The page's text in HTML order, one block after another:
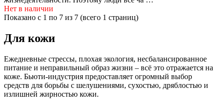
Нет в наличии
Показано с 1 по 7 из 7 (всего 1 страниц)
Для кожи
Ежедневные стрессы, плохая экология, несбалансированное
питание и неправильный образ жизни – всё это отражается на
коже. Бьюти-индустрия предоставляет огромный выбор
средств для борьбы с шелушениями, сухостью, дряблостью и
излишней жирностью кожи.